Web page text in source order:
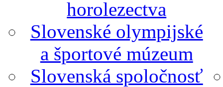
horolezectva
Slovenské olympijské
a športové múzeum
Slovenská spoločnosť